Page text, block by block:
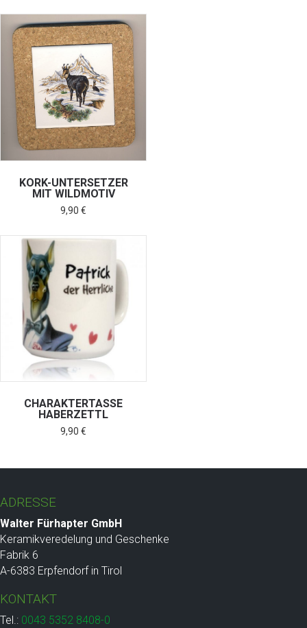
KORK-UNTERSETZER
MIT WILDMOTIV
9,90 €
CHARAKTERTASSE
HABERZETTL
9,90 €
ADRESSE
Walter Fürhapter GmbH
Keramikveredelung und Geschenke
Fabrik 6
A-6383 Erpfendorf in Tirol
KONTAKT
Tel.: 0043 5352 8408-0